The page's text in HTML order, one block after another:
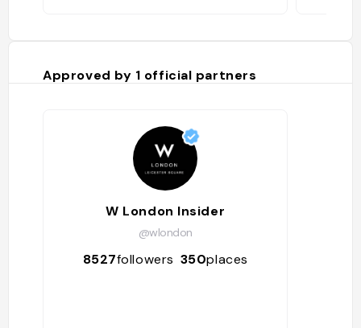
Approved by 1 official partners
W London Insider
@wlondon
8527followers 350places